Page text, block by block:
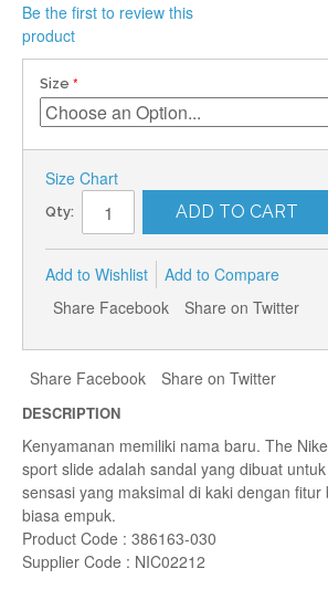
Be the first to review this
product
Size
Size Chart
Qty: ADD TO CART
Add to Wishlist
Add to Compare
Share Facebook
Share on Twitter
Share Facebook Share on Twitter
DESCRIPTION
Kenyamanan memiliki nama baru. The
sport slide adalah sandal yang dibuat
sensasi yang maksimal di kaki dengan
biasa empuk.
Product Code : 386163-030
Supplier Code : NIC02212